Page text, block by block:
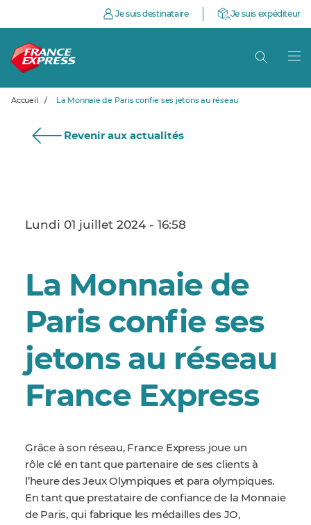
Je suis destinataire Je suis expéditeur
Accueil / La Monnaie de Paris confie ses jetons au réseau
Revenir aux actualités
Lundi 01 juillet 2024 - 16:58
La Monnaie de
Paris confie ses
jetons au réseau
France Express
Grâce à son réseau, France Express joue un
rôle clé en tant que partenaire de ses clients à
l’heure des Jeux Olympiques et para olympiques.
En tant que prestataire de confiance de la Monnaie
de Paris, qui fabrique les médailles des JO,